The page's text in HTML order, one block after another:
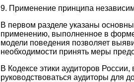
9. Применение принципа
В первом разделе указаны
применению, выполненное в
модели поведения позволяет
необходимости принять меры
В Кодексе этики аудиторов
руководствоваться аудиторы для